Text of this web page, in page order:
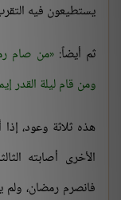
يستطيعون فيه
ثم أيضاً: من صام
ومن قام ليلة القدر
هذه ثلاثة وعود،
الأخرى أصابته
فانصرم رمضان، ولم